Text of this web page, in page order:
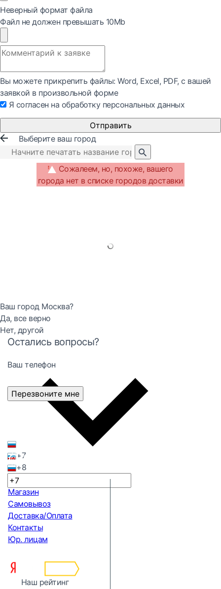
Неверный формат файла
Файл не должен превышать 10Mb
Вы можете прикрепить файлы: Word, Exсel, PDF, с вашей
заявкой в произвольной форме
Я согласен на обработку персональных данных
Отправить
Выберите ваш город
Сожалеем, но, похоже, вашего
города нет в списке городов доставки
Ваш город Москва?
Да, все верно
Нет, другой
Остались вопросы?
Ваш телефон
+7
+8
Перезвоните мне
Магазин
Самовывоз
Доставка/Оплата
Контакты
Юр. лицам
Наш рейтинг